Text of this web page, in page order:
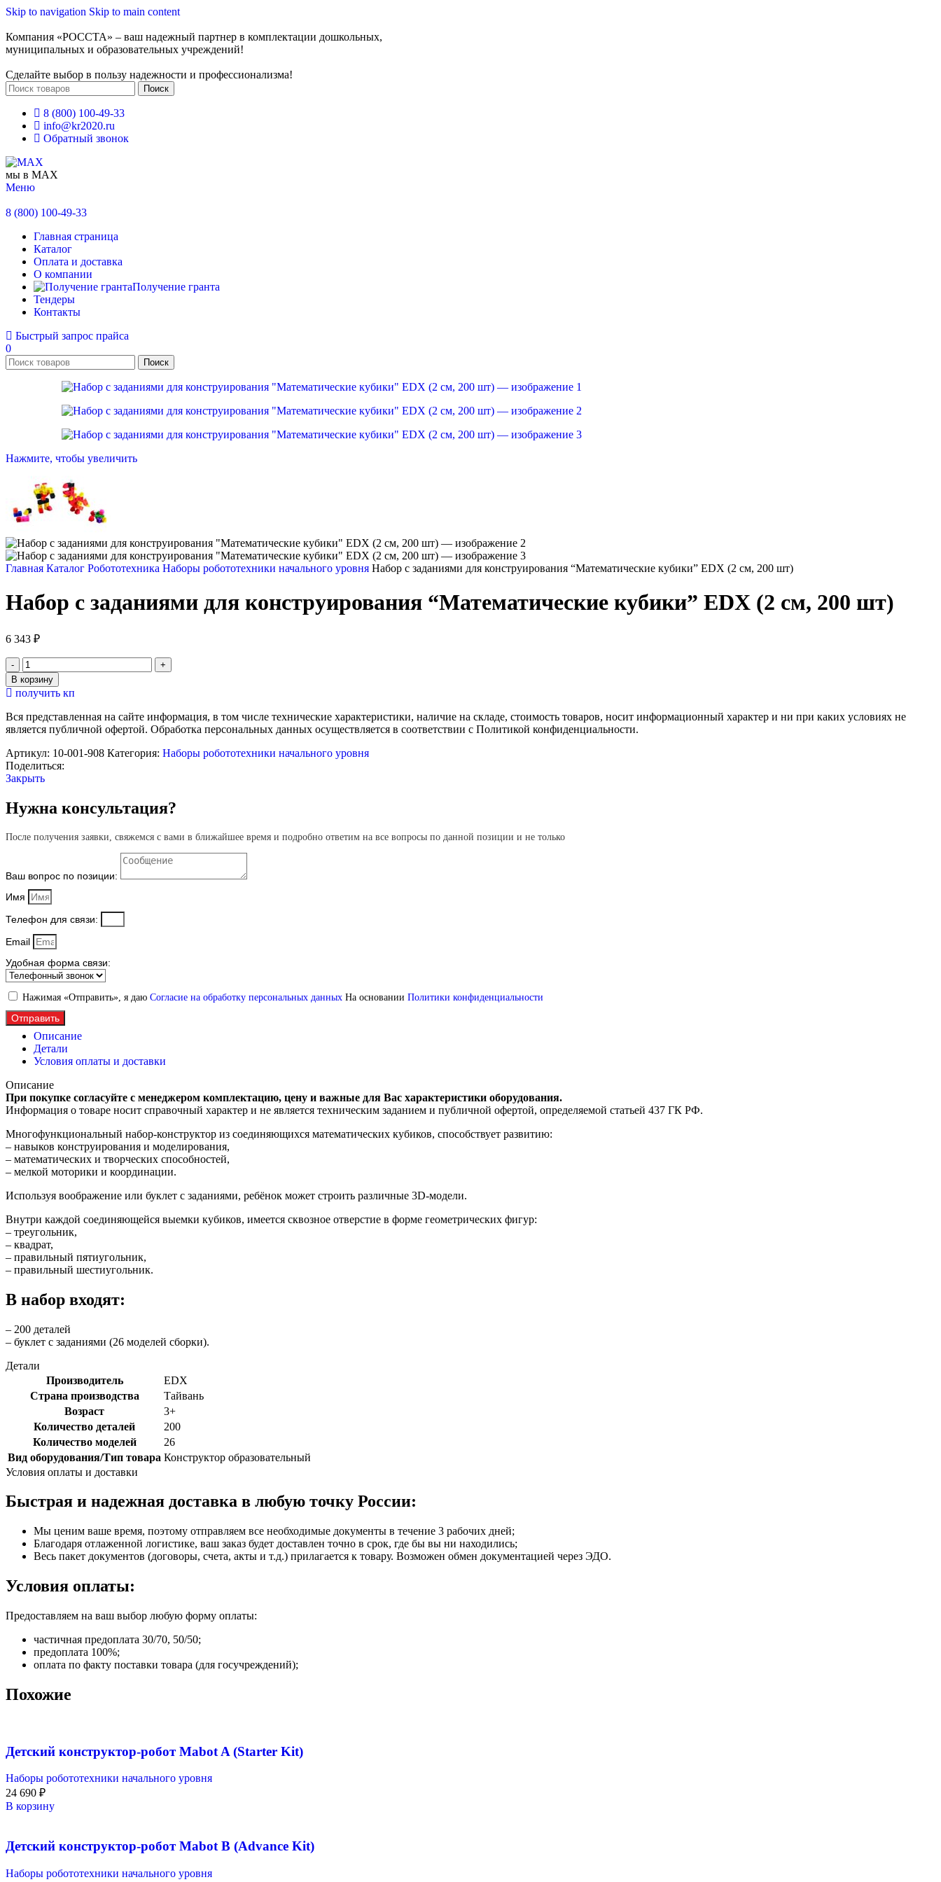
Skip to navigation Skip to main content
Компания «РОССТА» – ваш надежный партнер в комплектации дошкольных,
муниципальных и образовательных учреждений!
Сделайте выбор в пользу надежности и профессионализма!
Поиск
8 (800) 100-49-33
info@kr2020.ru
Обратный звонок
мы в MAX
Меню
8 (800) 100-49-33
Главная страница
Каталог
Оплата и доставка
О компании
Получение гранта
Тендеры
Контакты
Быстрый запрос прайса
0
Поиск
Нажмите, чтобы увеличить
Главная Каталог Робототехника Наборы робототехники начального уровня Набор с заданиями для конструирования “Математические кубики” EDX (2 см, 200 шт)
Набор с заданиями для конструирования “Математические кубики” EDX (2 см, 200 шт)
6 343 ₽
Количество
товара
Набор
с
заданиями
для
конструирования
"Математические
кубики"
EDX
200
В корзину
получить кп
Вся представленная на сайте информация, в том числе технические характеристики, наличие на складе, стоимость товаров, носит информационный характер и ни при каких условиях не
является публичной офертой. Обработка персональных данных осуществляется в соответствии с Политикой конфиденциальности.
Артикул: 10-001-908 Категория: Наборы робототехники начального уровня
Поделиться:
Закрыть
Нужна консультация?
После получения заявки, свяжемся с вами в ближайшее время и подробно ответим на все вопросы по данной позиции и не только
Ваш вопрос по позиции:
Имя
Телефон для связи:
Email
Удобная форма связи:
Нажимая «Отправить», я даю Согласие на обработку персональных данных На основании Политики конфиденциальности
Отправить
Описание
Детали
Условия оплаты и доставки
Описание
При покупке согласуйте с менеджером комплектацию, цену и важные для Вас характеристики оборудования.
Информация о товаре носит справочный характер и не является техническим заданием и публичной офертой, определяемой статьей 437 ГК РФ.
Многофункциональный набор-конструктор из соединяющихся математических кубиков, способствует развитию:
– навыков конструирования и моделирования,
– математических и творческих способностей,
– мелкой моторики и координации.
Используя воображение или буклет с заданиями, ребёнок может строить различные 3D-модели.
Внутри каждой соединяющейся выемки кубиков, имеется сквозное отверстие в форме геометрических фигур:
– треугольник,
– квадрат,
– правильный пятиугольник,
– правильный шестиугольник.
В набор входят:
– 200 деталей
– буклет с заданиями (26 моделей сборки).
Детали
Производитель
EDX
Страна производства
Тайвань
Возраст
3+
Количество деталей
200
Количество моделей
26
Вид оборудования/Тип товара Конструктор образовательный
Условия оплаты и доставки
Быстрая и надежная доставка в любую точку России:
Мы ценим ваше время, поэтому отправляем все необходимые документы в течение 3 рабочих дней;
Благодаря отлаженной логистике, ваш заказ будет доставлен точно в срок, где бы вы ни находились;
Весь пакет документов (договоры, счета, акты и т.д.) прилагается к товару. Возможен обмен документацией через ЭДО.
Условия оплаты:
Предоставляем на ваш выбор любую форму оплаты:
частичная предоплата 30/70, 50/50;
предоплата 100%;
оплата по факту поставки товара (для госучреждений);
Похожие
Детский конструктор-робот Mabot A (Starter Kit)
Наборы робототехники начального уровня
24 690 ₽
В корзину
Детский конструктор-робот Mabot B (Advance Kit)
Наборы робототехники начального уровня